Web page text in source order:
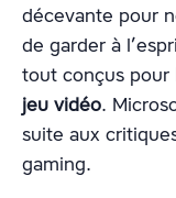
décevante pour
de garder à
tout conçus pour
jeu vidéo.
suite aux
gaming.